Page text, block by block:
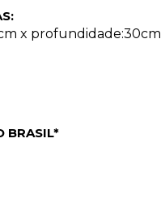
x profundidade:30cm
BRASIL*